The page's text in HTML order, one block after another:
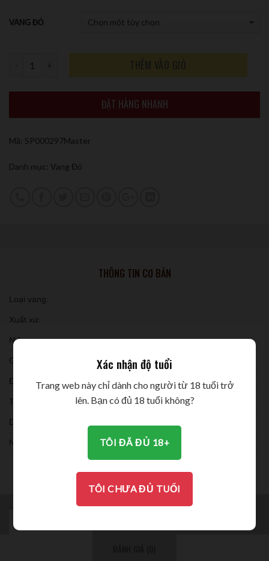
VANG ĐỎ
ĐẶT HÀNG NHANH
Mã: SP000297Master
Danh mục: Vang Đỏ
THÔNG TIN CƠ BẢN
Loại vang:
Xuất xứ:
Niên vụ:
Giống nho:
Đóng chai:
Thời gian ủ:
Dung tích:
Nồng độ:
THƯỞNG THỨC
Xác nhận độ tuổi
Trang web này chỉ dành cho người từ 18 tuổi trở
lên. Bạn có đủ 18 tuổi không?
TÔI ĐÃ ĐỦ 18+
TÔI CHƯA ĐỦ TUỔI